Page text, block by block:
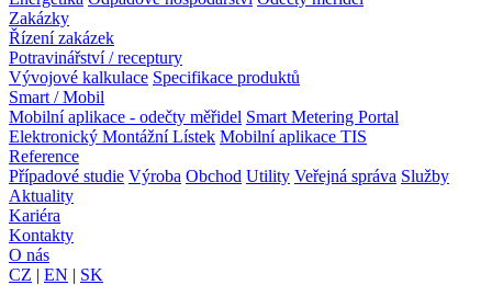
Zakázky
Řízení zakázek
Potravinářství / receptury
Vývojové kalkulace Specifikace produktů
Smart / Mobil
Mobilní aplikace - odečty měřidel Smart Metering Portal
Elektronický Montážní Lístek Mobilní aplikace TIS
Reference
Případové studie Výroba Obchod Utility Veřejná správa Služby
Aktuality
Kariéra
Kontakty
O nás
CZ | EN | SK